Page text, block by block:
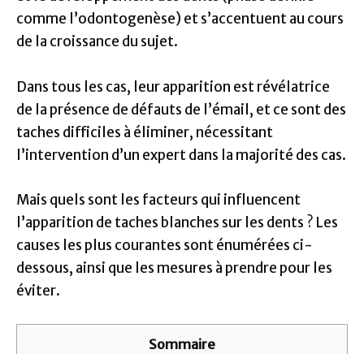
comme l’odontogenèse) et s’accentuent au cours
de la croissance du sujet.
Dans tous les cas, leur apparition est révélatrice
de la présence de défauts de l’émail, et ce sont des
taches difficiles à éliminer, nécessitant
l’intervention d’un expert dans la majorité des cas.
Mais quels sont les facteurs qui influencent
l’apparition de taches blanches sur les dents ? Les
causes les plus courantes sont énumérées ci-
dessous, ainsi que les mesures à prendre pour les
éviter.
Sommaire